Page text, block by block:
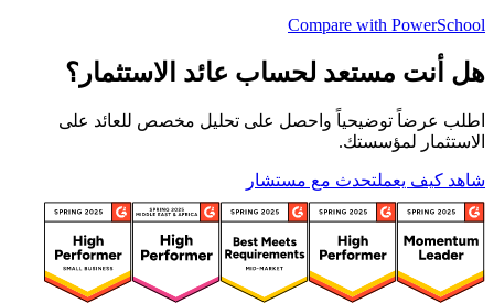
Compare with PowerSchool
هل أنت مستعد لحساب عائد الاستثمار؟
اطلب عرضاً توضيحياً واحصل على تحليل مخصص للعائد على
الاستثمار لمؤسستك.
شاهد كيف يعملتحدث مع مستشار